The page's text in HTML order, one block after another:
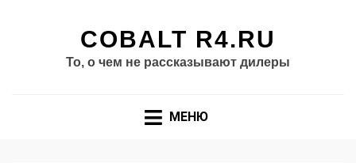
COBALT R4.RU
То, о чем не рассказывают дилеры
МЕНЮ